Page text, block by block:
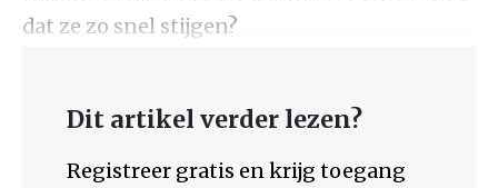
dat ze zo snel stijgen?
Dit artikel verder lezen?
Registreer gratis en krijg toegang